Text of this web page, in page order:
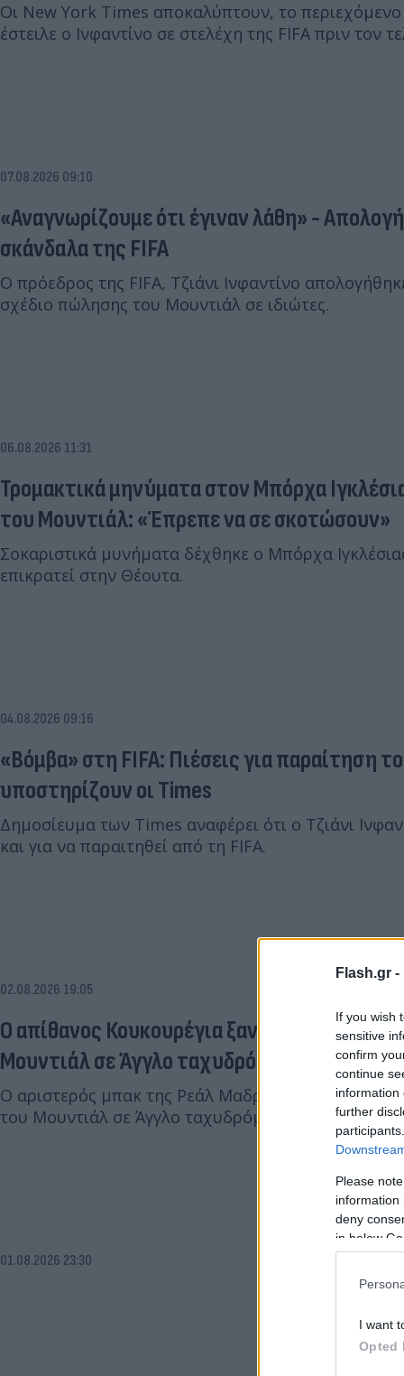
Flash.gr -
If you wish
sensitive
confirm
continue
information
further
Please
information
deny
in below
I want
Opted
Οι New York Times αποκαλύπτουν, το
έστειλε ο Ινφαντίνο σε στελέχη της FIFA πριν τον
07.08.2026 09:10
«Αναγνωρίζουμε ότι έγιναν λάθη» -
σκάνδαλα της FIFA
Ο πρόεδρος της FIFA, Τζιάνι Ινφαντίνο
σχέδιο πώλησης του Μουντιάλ σε ιδιώτες.
06.08.2026 11:31
Τρομακτικά μηνύματα στον Μπόρχα
του Μουντιάλ: «Έπρεπε να σε σκοτώσουν»
Σοκαριστικά μυνήματα δέχθηκε ο Μπόρχα
επικρατεί στην Θέουτα.
04.08.2026 09:16
«Βόμβα» στη FIFA: Πιέσεις για παραίτηση
υποστηρίζουν οι Times
Δημοσίευμα των Times αναφέρει ότι ο Τζιάνι
και για να παραιτηθεί από τη FIFA.
02.08.2026 19:05
Ο απίθανος Κουκουρέγια ξαναχτύπησε:
Μουντιάλ σε Άγγλο ταχυδρόμο
Ο αριστερός μπακ της Ρεάλ Μαδρίτης έγινε viral
του Μουντιάλ σε Άγγλο ταχυδρόμο.
01.08.2026 23:30